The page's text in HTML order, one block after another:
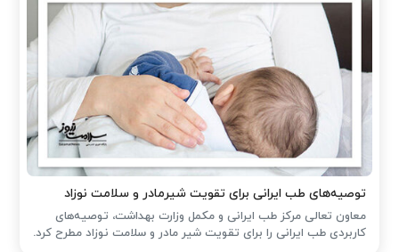
توصیه‌های طب ایرانی برای تقویت شیرمادر و سلامت نوزاد
معاون تعالی مرکز طب ایرانی و مکمل وزارت بهداشت، توصیه‌های
کاربردی طب ایرانی را برای تقویت شیر مادر و سلامت نوزاد مطرح کرد.